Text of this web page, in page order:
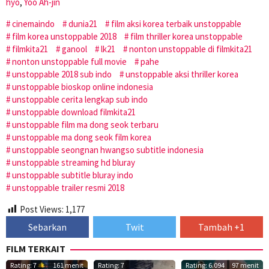
cinemaindo
dunia21
film aksi korea terbaik unstoppable
film korea unstoppable 2018
film thriller korea unstoppable
filmkita21
ganool lk21
nonton unstoppable di filmkita21
nonton unstoppable full movie
pahe
unstoppable 2018 sub indo
unstoppable aksi thriller korea
unstoppable bioskop online indonesia
unstoppable cerita lengkap sub indo
unstoppable download filmkita21
unstoppable film ma dong seok terbaru
unstoppable ma dong seok film korea
unstoppable seongnan hwangso subtitle indonesia
unstoppable streaming hd bluray
unstoppable subtitle bluray indo
unstoppable trailer resmi 2018
Post Views: 1,177
Sebarkan Twit
Tambah +1
FILM TERKAIT
Rating: 7 161 menit Rating: 7 Rating: 6.094 97 menit